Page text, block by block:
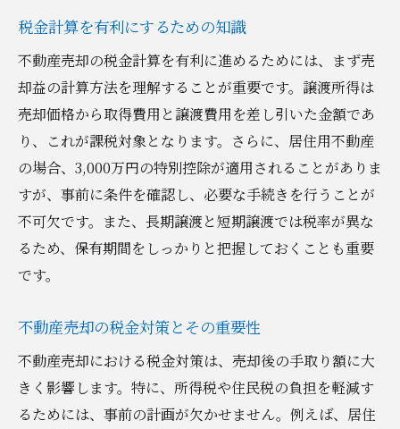
税金計算を有利にするための知識
不動産売却の税金計算を有利に進めるためには、まず売
却益の計算方法を理解することが重要です。譲渡所得は
売却価格から取得費用と譲渡費用を差し引いた金額であ
り、これが課税対象となります。さらに、居住用不動産
の場合、3,000万円の特別控除が適用されることがありま
すが、事前に条件を確認し、必要な手続きを行うことが
不可欠です。また、長期譲渡と短期譲渡では税率が異な
るため、保有期間をしっかりと把握しておくことも重要
です。
不動産売却の税金対策とその重要性
不動産売却における税金対策は、売却後の手取り額に大
きく影響します。特に、所得税や住民税の負担を軽減す
るためには、事前の計画が欠かせません。例えば、居住